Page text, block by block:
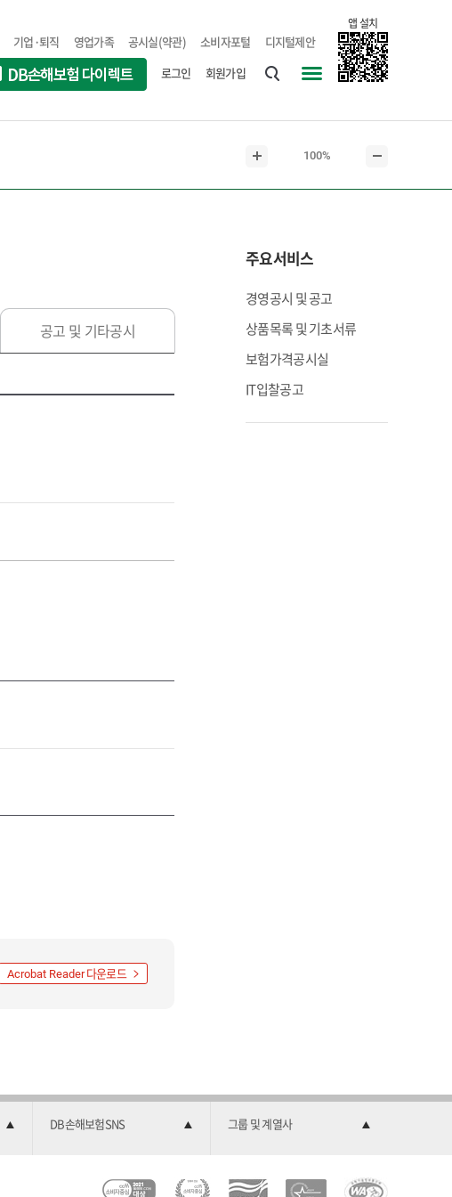
기업·퇴직 영업가족 공시실(약관) 소비자포털 디지털제안
앱 설치
로그인
회원가입
맵
본
문
현
기
100%
문
공고 및 기타공시
Acrobat Reader다운로드
주요서비스
경영공시 및 공고
상품목록 및 기초서류
보험가격공시실
IT입찰공고
DB손해보험SNS 그룹 및 계열사
C 소 2 한 과